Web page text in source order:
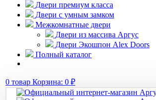
Двери премиум класса
Двери с умным замком
Межкомнатные двери
Двери из массива Аргус
Двери Экошпон Alex Doors
Полный каталог
0 товар Корзина: 0 ₽